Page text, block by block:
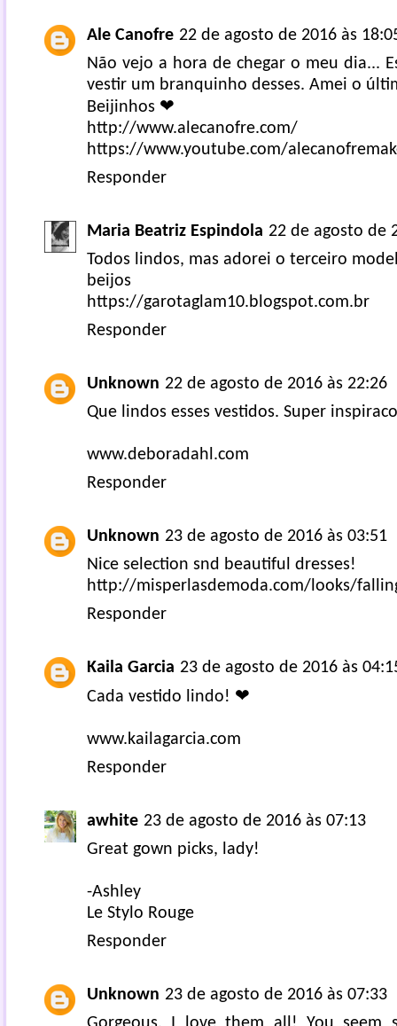
Ale Canofre 22 de agosto de 2016 às
Não vejo a hora de chegar o meu dia...
vestir um branquinho desses. Amei o
Beijinhos ❤
http://www.alecanofre.com/
https://www.youtube.com/
Responder
Maria Beatriz Espindola 22 de agosto de
Todos lindos, mas adorei o terceiro
beijos
https://garotaglam10.blogspot.com.br
Responder
Unknown 22 de agosto de 2016 às 22:26
Que lindos esses vestidos. Super
www.deboradahl.com
Responder
Unknown 23 de agosto de 2016 às 03:51
Nice selection snd beautiful dresses!
http://misperlasdemoda.com/looks/
Responder
Kaila Garcia 23 de agosto de 2016 às
Cada vestido lindo! ❤
www.kailagarcia.com
Responder
awhite 23 de agosto de 2016 às 07:13
Great gown picks, lady!
-Ashley
Le Stylo Rouge
Responder
Unknown 23 de agosto de 2016 às 07:33